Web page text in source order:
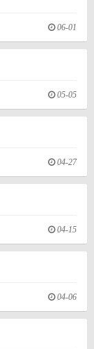
06-01
05-05
04-27
04-15
04-06